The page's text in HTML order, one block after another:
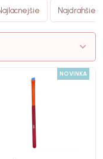
Najdrahšie
NOVINKA